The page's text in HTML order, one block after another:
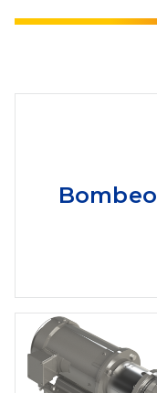
Bombeo